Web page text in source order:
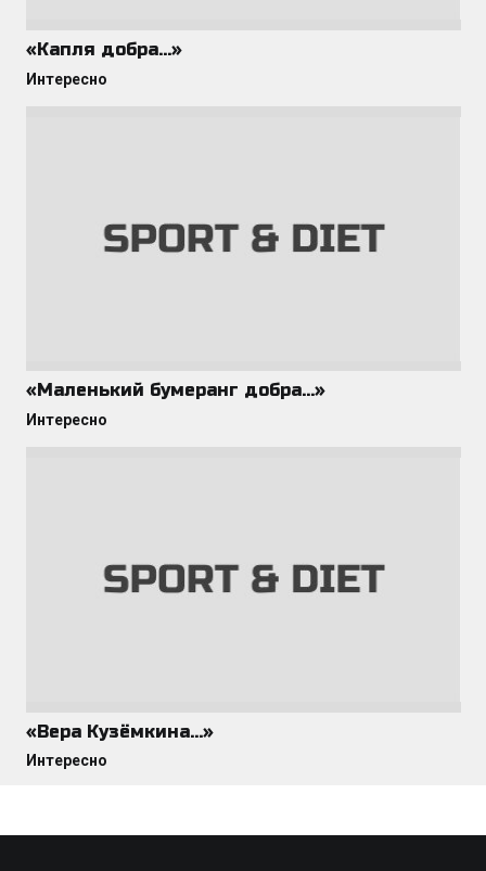
«Капля добра…»
Интересно
«Маленький бумеранг добра…»
Интересно
«Вера Кузёмкина…»
Интересно